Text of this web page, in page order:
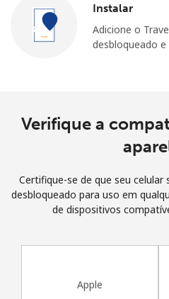
Um número
Um caractere especial
Mantenha contato para obter
e condições.
Instalar
Adicione o
desbloqueado
Verifique a
Certifique-se de que seu
desbloqueado para uso em
de dispositivos
Apple